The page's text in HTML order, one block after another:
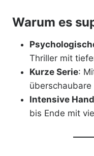
Warum es
Thriller mit
Kurze Serie:
überschaubare
Intensive
bis Ende mit